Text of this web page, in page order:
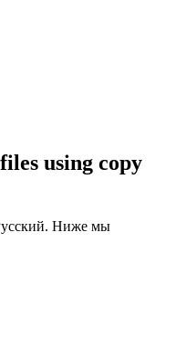
using copy
Ниже мы